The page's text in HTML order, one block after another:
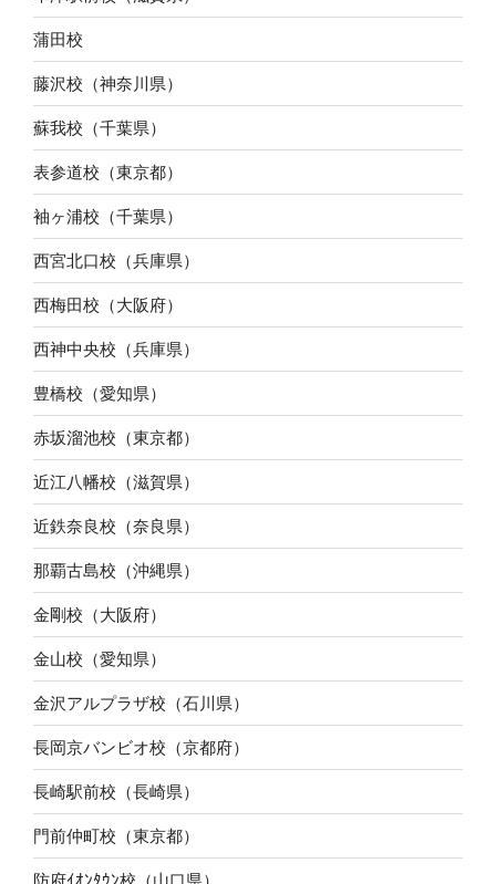
蒲田校
藤沢校（神奈川県）
蘇我校（千葉県）
表参道校（東京都）
袖ヶ浦校（千葉県）
西宮北口校（兵庫県）
西梅田校（大阪府）
西神中央校（兵庫県）
豊橋校（愛知県）
赤坂溜池校（東京都）
近江八幡校（滋賀県）
近鉄奈良校（奈良県）
那覇古島校（沖縄県）
金剛校（大阪府）
金山校（愛知県）
金沢アルプラザ校（石川県）
長岡京バンビオ校（京都府）
長崎駅前校（長崎県）
門前仲町校（東京都）
防府ｲｵﾝﾀｳﾝ校（山口県）